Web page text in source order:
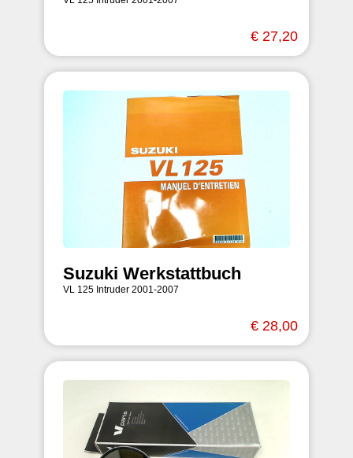
€ 27,20
Suzuki Werkstattbuch
VL 125 Intruder 2001-2007
€ 28,00